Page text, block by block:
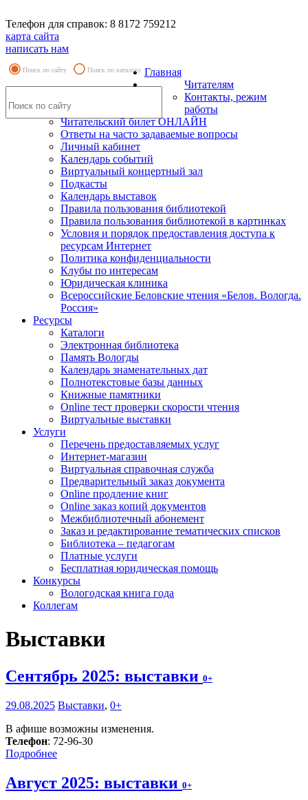
Телефон для справок: 8 8172 759212
карта сайта
написать нам
Поиск по сайту Поиск по каталогу Главная
Читателям
Контакты, режим
работы
Читательский билет ОНЛАЙН
Ответы на часто задаваемые вопросы
Личный кабинет
Календарь событий
Виртуальный концертный зал
Подкасты
Календарь выставок
Правила пользования библиотекой
Правила пользования библиотекой в картинках
Условия и порядок предоставления доступа к
ресурсам Интернет
Политика конфиденциальности
Клубы по интересам
Юридическая клиника
Всероссийские Беловские чтения «Белов. Вологда.
Россия»
Ресурсы
Каталоги
Электронная библиотека
Память Вологды
Календарь знаменательных дат
Полнотекстовые базы данных
Книжные памятники
Online тест проверки скорости чтения
Виртуальные выставки
Услуги
Перечень предоставляемых услуг
Интернет-магазин
Виртуальная справочная служба
Предварительный заказ документа
Online продление книг
Online заказ копий документов
Межбиблиотечный абонемент
Заказ и редактирование тематических списков
Библиотека – педагогам
Платные услуги
Бесплатная юридическая помощь
Конкурсы
Вологодская книга года
Коллегам
Выставки
Сентябрь 2025: выставки 0+
29.08.2025 Выставки, 0+
В афише возможны изменения.
Телефон: 72-96-30
Подробнее
Август 2025: выставки 0+